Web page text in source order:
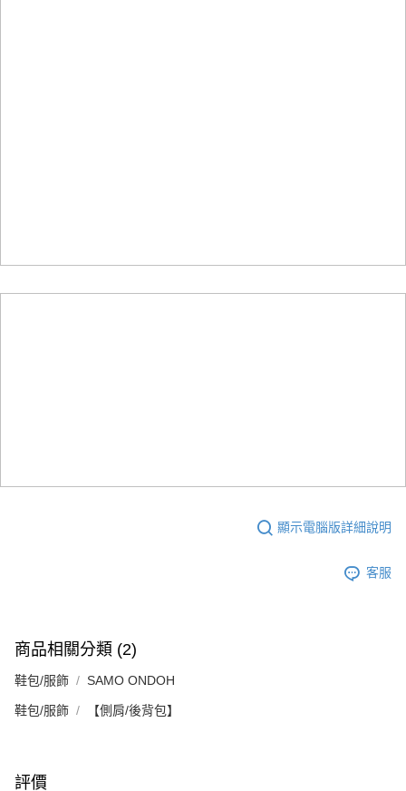
顯示電腦版詳細說明
客服
商品相關分類 (2)
鞋包/服飾 SAMO ONDOH
鞋包/服飾 【側肩/後背包】
評價